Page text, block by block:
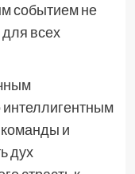
событием не
для всех
интеллигентным
и
дух